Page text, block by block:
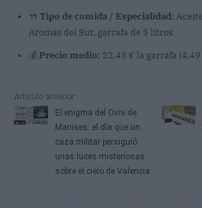
🍴 Tipo de comida / Especialidad:
Aromas del Sur, garrafa de 5 litros
💰 Precio medio: 22,45 € la garrafa
Artículo anterior
El enigma del Ovni de
Manises: el día que un
caza militar persiguió
unas luces misteriosas
sobre el cielo de Valencia